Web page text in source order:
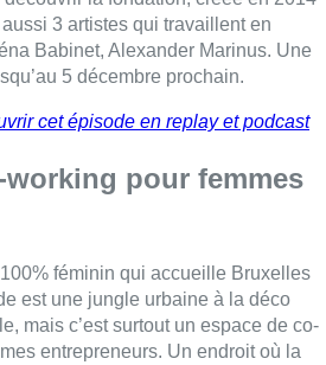
3 artistes qui travaillent en
Babinet, Alexander Marinus. Une
5 décembre prochain.
cet épisode en replay et podcast
working pour femmes
féminin qui accueille Bruxelles
est une jungle urbaine à la déco
mais c’est surtout un espace de co-
entrepreneurs. Un endroit où la